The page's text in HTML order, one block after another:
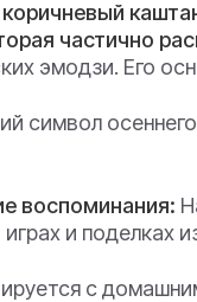
коричневый
частично
эмодзи. Его
символ
воспоминания:
и поделках
с